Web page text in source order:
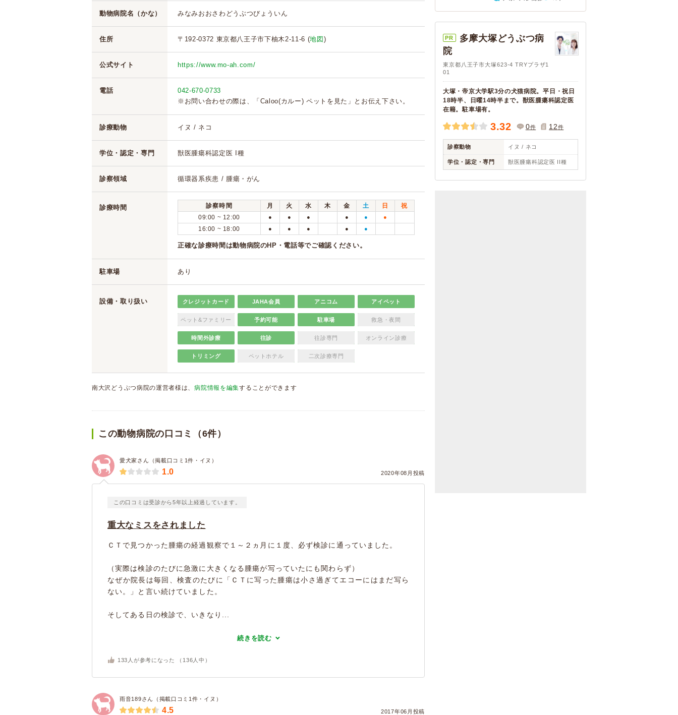
動物病院名（かな） みなみおおさわどうぶつびょういん
住所 〒192-0372 東京都八王子市下柚木2-11-6 (地図 )
公式サイト https://www.mo-ah.com/
電話
042-670-0733
※お問い合わせの際は、「Caloo(カルー) ペットを見た」とお伝え下さい。
診療動物 イヌ / ネコ
学位・認定・専門 獣医腫瘍科認定医 I種
診察領域 循環器系疾患 / 腫瘍・がん
診療時間 診察時間 月 火 水 木 金 土 日
祝
09:00 ~ 12:00
● ● ● ● ● ●
16:00 ~ 18:00 ● ● ● ● ●
正確な診療時間は動物病院のHP・電話等でご確認ください。
駐車場 あり
設備・取り扱い クレジットカード JAHA会員 アニコム アイペット
ペット&ファミリー 予約可能 駐車場 救急・夜間
時間外診療 往診 往診専門 オンライン診療
トリミング ペットホテル 二次診療専門
南大沢どうぶつ病院の運営者様は、病院情報を編集することができます
この動物病院の口コミ（6件）
愛犬家さん（掲載口コミ1件・イヌ）
2020年08月投稿
1.0
この口コミは受診から5年以上経過しています。
重大なミスをされました
ＣＴで見つかった腫瘍の経過観察で１～２ヵ月に１度、必ず検診に通っていました。
（実際は検診のたびに急激に大きくなる腫瘍が写っていたにも関わらず）
なぜか院長は毎回、検査のたびに「ＣＴに写った腫瘍は小さ過ぎてエコーにはまだ写ら
ない。」と言い続けていました。
そしてある日の検診で、いきなり...
続きを読む
133 人が参考になった （ 136 人中）
雨音189さん（掲載口コミ1件・イヌ）
2017年06月投稿
4.5
PR
多摩大塚どうぶつ病
院
東京都八王子市大塚623-4 TRYプラザ1
01
大塚・帝京大学駅3分の犬猫病院。平日・祝日
18時半、日曜14時半まで。獣医腫瘍科認定医
在籍。駐車場有。
3.32 0件 12件
診察動物 イヌ / ネコ
学位・認定・専門 獣医腫瘍科認定医 II種